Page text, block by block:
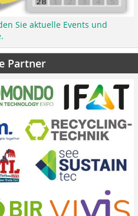
Sie aktuelle Events und
Partner